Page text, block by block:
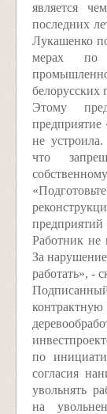
является
последних
Лукашенко
мерах по
белорусских
Этому
предприятие
не
что
Работник не
За
работать», -
по
согласия
увольнять
на